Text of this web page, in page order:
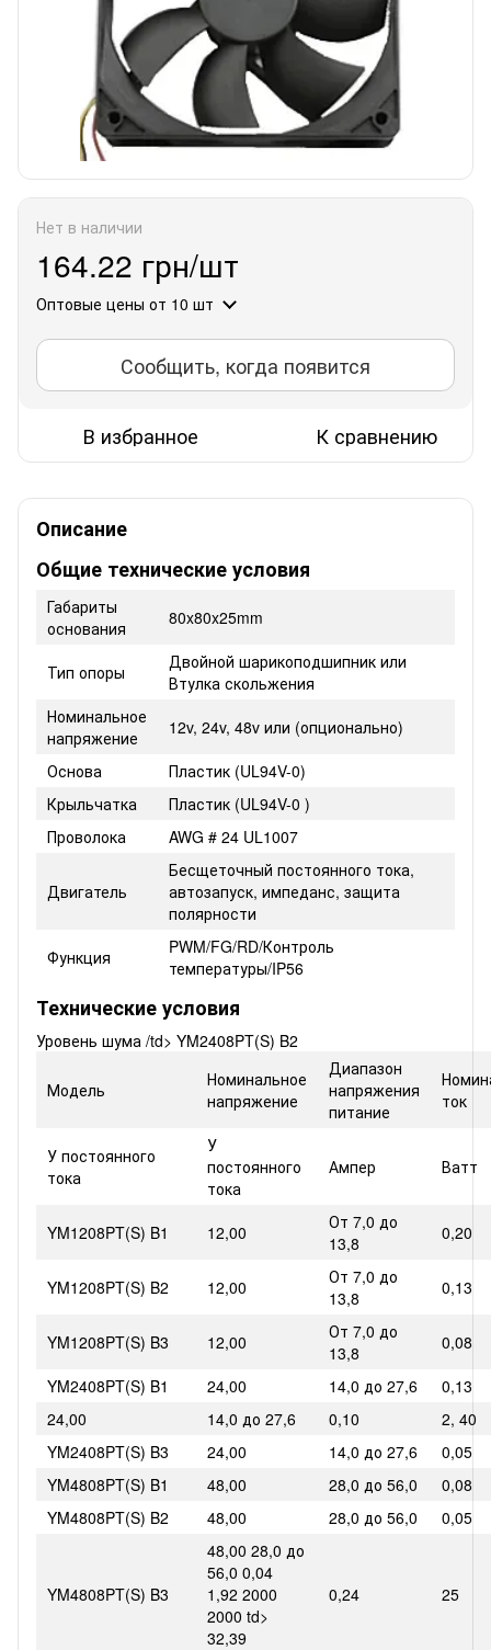
Нет в наличии
164.22 грн/шт
Оптовые цены от 10 шт
Сообщить, когда появится
В избранное К сравнению
Описание
Общие технические условия
Габариты
основания
80x80x25mm
Тип опоры
Двойной шарикоподшипник или
Втулка скольжения
Номинальное
напряжение
12v, 24v, 48v или (опционально)
Основа
Пластик (UL94V-0)
Крыльчатка
Пластик (UL94V-0 )
Проволока
AWG # 24 UL1007
Двигатель
Бесщеточный постоянного тока,
автозапуск, импеданс, защита
полярности
Функция
PWM/FG/RD/Контроль
температуры/IP56
Технические условия
Уровень шума /td> YM2408PT(S) B2
Модель
Номинальное
напряжение
Диапазон
напряжения
питание
ток
У постоянного
тока
У
постоянного
тока
Ампер Ватт
YM1208PT(S) B1 12,00
От 7,0 до
13,8
0,20
YM1208PT(S) B2 12,00
От 7,0 до
13,8
0,13
YM1208PT(S) B3 12,00
От 7,0 до
13,8
0,08
YM2408PT(S) B1
24,00 14,0 до 27,6
0,13
24,00
14,0 до 27,6 0,10
2, 40
YM2408PT(S) B3
24,00 14,0 до 27,6
0,05
YM4808PT(S) B1
48,00 28,0 до 56,0
0,08
YM4808PT(S) B2
48,00 28,0 до 56,0 0,05
YM4808PT(S) B3
48,00 28,0 до
56,0 0,04
1,92 2000
2000 td>
32,39
0,24 25